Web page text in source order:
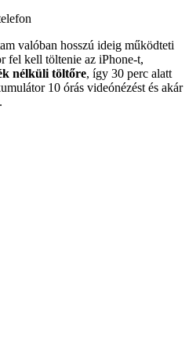
valóban hosszú ideig működteti
fel kell töltenie az iPhone-t,
nélküli töltőre, így 30 perc alatt
10 órás videónézést és akár